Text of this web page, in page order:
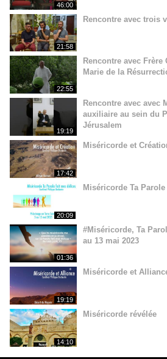
46:00
21:58
Rencontre avec trois
22:55
Rencontre avec
Marie de la
19:19
Rencontre avec avec
auxiliaire au sein du
Jérusalem
17:42
Miséricorde et
20:09
Miséricorde Ta
01:36
#Miséricorde, Ta
au 13 mai 2023
19:19
Miséricorde et
14:10
Miséricorde révélée